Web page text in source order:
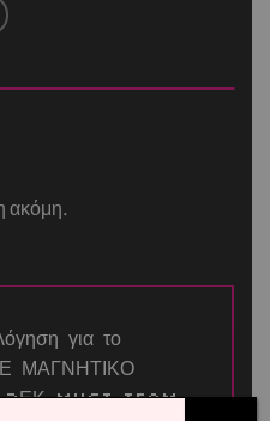
ακόμη.
για το
ΜΑΓΝΗΤΙΚΟ
MUST TEAM